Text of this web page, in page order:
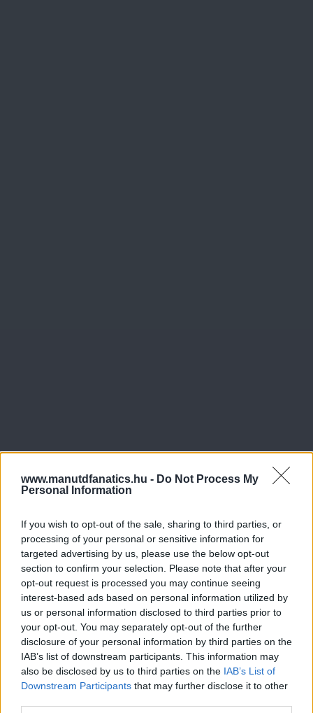
www.manutdfanatics.hu - Do Not Process My
Personal Information
If you wish to opt-out of the sale, sharing to third parties, or
processing of your personal or sensitive information for
targeted advertising by us, please use the below opt-out
section to confirm your selection. Please note that after your
opt-out request is processed you may continue seeing
interest-based ads based on personal information utilized by
us or personal information disclosed to third parties prior to
your opt-out. You may separately opt-out of the further
disclosure of your personal information by third parties on the
IAB’s list of downstream participants. This information may
also be disclosed by us to third parties on the IAB’s List of
Downstream Participants that may further disclose it to other